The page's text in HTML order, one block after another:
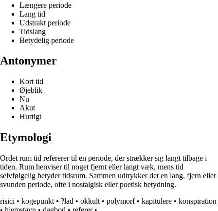
Længere periode
Lang tid
Udstrakt periode
Tidslang
Betydelig periode
Antonymer
Kort tid
Øjeblik
Nu
Akut
Hurtigt
Etymologi
Ordet rum tid refererer til en periode, der strækker sig langt tilbage i
tiden. Rum henviser til noget fjernt eller langt væk, mens tid
selvfølgelig betyder tidsrum. Sammen udtrykker det en lang, fjern eller
svunden periode, ofte i nostalgisk eller poetisk betydning.
risici • kogepunkt • ?lad • okkult • polymorf• kapitulere • konspiration